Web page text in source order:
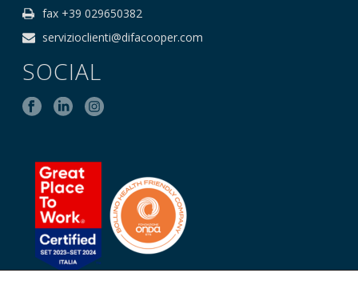
fax +39 029650382
servizioclienti@difacooper.com
SOCIAL